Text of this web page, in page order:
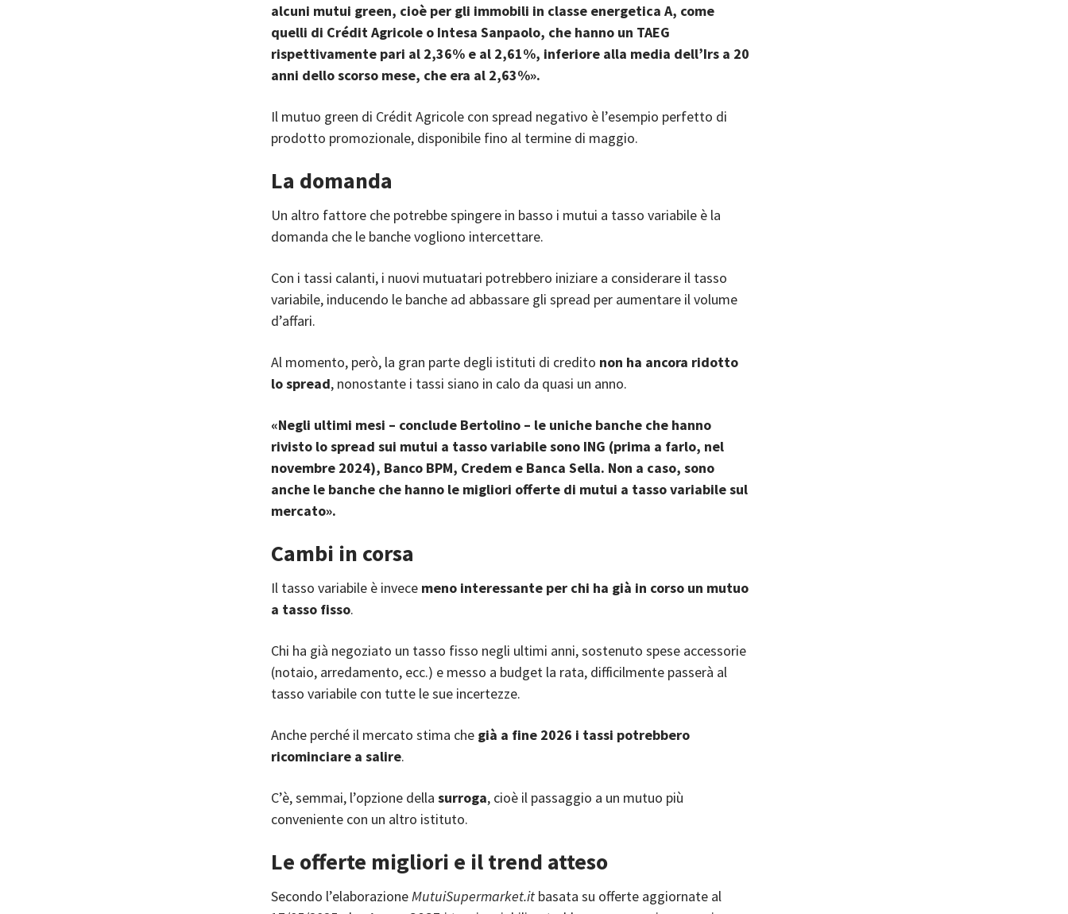
alcuni mutui green, cioè per gli immobili in classe energetica A, come
quelli di Crédit Agricole o Intesa Sanpaolo, che hanno un TAEG
rispettivamente pari al 2,36% e al 2,61%, inferiore alla media dell’Irs a 20
anni dello scorso mese, che era al 2,63%».
Il mutuo green di Crédit Agricole con spread negativo è l’esempio perfetto di
prodotto promozionale, disponibile fino al termine di maggio.
La domanda
Un altro fattore che potrebbe spingere in basso i mutui a tasso variabile è la
domanda che le banche vogliono intercettare.
Con i tassi calanti, i nuovi mutuatari potrebbero iniziare a considerare il tasso
variabile, inducendo le banche ad abbassare gli spread per aumentare il volume
d’affari.
Al momento, però, la gran parte degli istituti di credito non ha ancora ridotto
lo spread, nonostante i tassi siano in calo da quasi un anno.
«Negli ultimi mesi – conclude Bertolino – le uniche banche che hanno
rivisto lo spread sui mutui a tasso variabile sono ING (prima a farlo, nel
novembre 2024), Banco BPM, Credem e Banca Sella. Non a caso, sono
anche le banche che hanno le migliori offerte di mutui a tasso variabile sul
mercato».
Cambi in corsa
Il tasso variabile è invece meno interessante per chi ha già in corso un mutuo
a tasso fisso.
Chi ha già negoziato un tasso fisso negli ultimi anni, sostenuto spese accessorie
(notaio, arredamento, ecc.) e messo a budget la rata, difficilmente passerà al
tasso variabile con tutte le sue incertezze.
Anche perché il mercato stima che già a fine 2026 i tassi potrebbero
ricominciare a salire.
C’è, semmai, l’opzione della surroga, cioè il passaggio a un mutuo più
conveniente con un altro istituto.
Le offerte migliori e il trend atteso
Secondo l’elaborazioneMutuiSupermarket.it basata su offerte aggiornate al